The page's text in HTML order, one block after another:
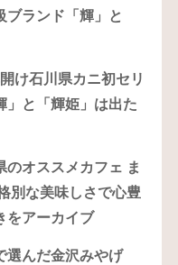
ブランド「輝」と
け石川県カニ初セリ
」と「輝姫」は出た
のオススメカフェ ま
別な美味しさで心豊
をアーカイブ
選んだ金沢みやげ